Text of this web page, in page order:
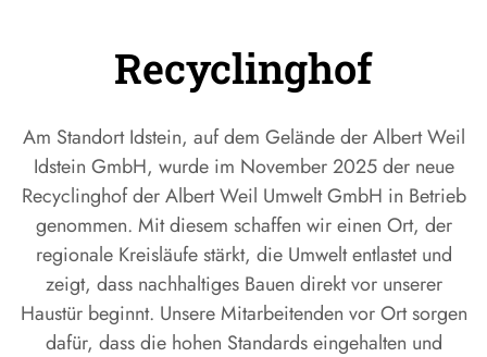
Recyclinghof
Am Standort Idstein, auf dem Gelände der Albert Weil
Idstein GmbH, wurde im November 2025 der neue
Recyclinghof der Albert Weil Umwelt GmbH in Betrieb
genommen. Mit diesem schaffen wir einen Ort, der
regionale Kreisläufe stärkt, die Umwelt entlastet und
zeigt, dass nachhaltiges Bauen direkt vor unserer
Haustür beginnt. Unsere Mitarbeitenden vor Ort sorgen
dafür, dass die hohen Standards eingehalten und